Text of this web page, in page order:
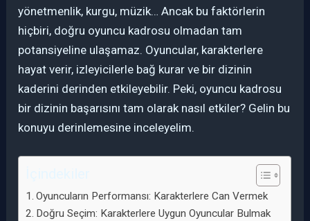
yönetmenlik, kurgu, müzik… Ancak bu faktörlerin
hiçbiri, doğru oyuncu kadrosu olmadan tam
potansiyeline ulaşamaz. Oyuncular, karakterlere
hayat verir, izleyicilerle bağ kurar ve bir dizinin
kaderini derinden etkileyebilir. Peki, oyuncu kadrosu
bir dizinin başarısını tam olarak nasıl etkiler? Gelin bu
konuyu derinlemesine inceleyelim.
Oyuncuların Performansı: Karakterlere Can Vermek
Doğru Seçim: Karakterlere Uygun Oyuncular Bulmak